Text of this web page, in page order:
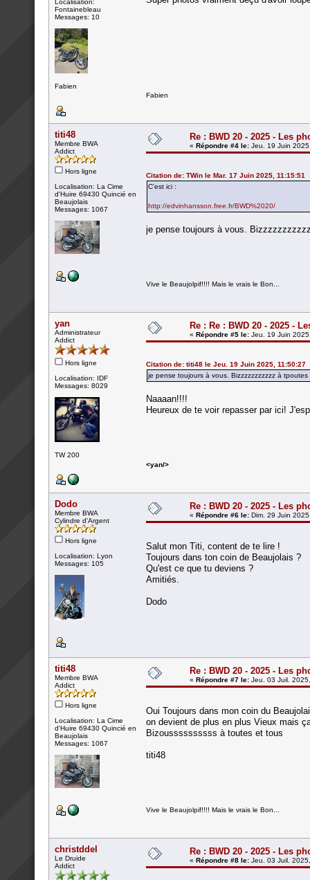
Localisation:
Fontainebleau
Messages: 10
Fabien
Fabien
titi48
Membre BWA
Addict
Hors ligne
Localisation: La Cime
d'Huire 69430 Quincié en
Beaujolais
Messages: 1067
Re : BWD 20 - 2025 - Les
« Répondre #4 le: Jeu. 19 Juin
Citation de: TWin le Mar. 17 Juin 2025, 11:15:51
C'est ici :
http://edvinhansson.free.fr/BWD%2020/
je pense toujours à vous.
Vive le Beaujolpif!!!! Mais le vrais le Bon...
yan
Administrateur
Addict
Hors ligne
Localisation: IDF
Messages: 8029
TW 200
Re : Re : BWD 20 - 2025 -
« Répondre #5 le: Jeu. 19 Juin
Citation de: titi48 le Jeu. 19 Juin 2025, 11:50:27
je pense toujours à vous. Bizzzzzzzzzzz à
Naaaan!!!!
Heureux de te voir repasser par ici!
<yan/>
Dodo
Membre BWA
Cylindre d'Argent
Hors ligne
Localisation: Lyon
Messages: 105
Re : BWD 20 - 2025 - Les
« Répondre #6 le: Dim. 29 Juin
Salut mon Titi, content de te lire !
Toujours dans ton coin de Beaujolais ?
Qu'est ce que tu deviens ?
Amitiés.
Dodo
titi48
Membre BWA
Addict
Hors ligne
Localisation: La Cime
d'Huire 69430 Quincié en
Beaujolais
Messages: 1067
Re : BWD 20 - 2025 - Les
« Répondre #7 le: Jeu. 03 Juil.
Oui Toujours dans mon coin du
on devient de plus en plus Vieux mais
Bizoussssssssss à toutes et tous
titi48
Vive le Beaujolpif!!!! Mais le vrais le Bon...
christddel
Le Druide
Addict
Re : BWD 20 - 2025 - Les
« Répondre #8 le: Jeu. 03 Juil.